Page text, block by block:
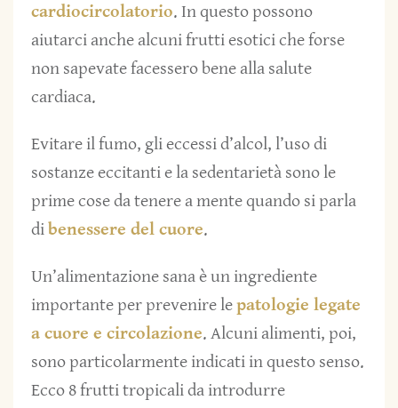
cardiocircolatorio. In questo possono
aiutarci anche alcuni frutti esotici che forse
non sapevate facessero bene alla salute
cardiaca.
Evitare il fumo, gli eccessi d’alcol, l’uso di
sostanze eccitanti e la sedentarietà sono le
prime cose da tenere a mente quando si parla
dibenessere del cuore.
Un’alimentazione sana è un ingrediente
importante per prevenire lepatologie legate
a cuore e circolazione. Alcuni alimenti, poi,
sono particolarmente indicati in questo senso.
Ecco 8 frutti tropicali da introdurre